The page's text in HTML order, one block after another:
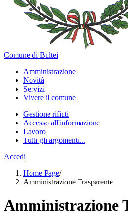
Comune di Bultei
Amministrazione
Novità
Servizi
Vivere il comune
Gestione rifiuti
Accesso all'informazione
Lavoro
Tutti gli argomenti...
Accedi
Home Page/
Amministrazione Trasparente
Amministrazione